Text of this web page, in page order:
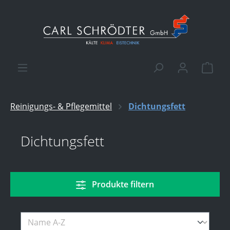
Reinigungs- & Pflegemittel Dichtungsfett
Dichtungsfett
Produkte filtern